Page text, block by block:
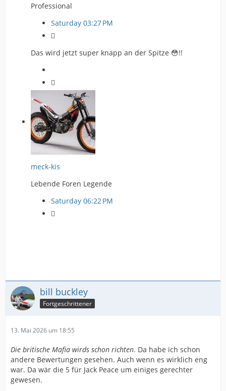
Professional
Saturday 03:27 PM

Das wird jetzt super knapp an der Spitze 😳!!

meck-kis
Lebende Foren Legende
Saturday 06:22 PM

bill buckley
Fortgeschrittener
13. Mai 2026 um 18:55
Die britische Mafia wirds schon richten. Da habe ich schon
andere Bewertungen gesehen. Auch wenn es wirklich eng
war. Da wär die 5 für Jack Peace um einiges gerechter
gewesen.